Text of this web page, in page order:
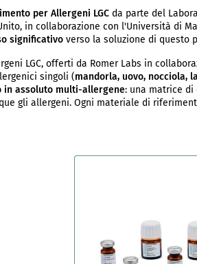
per Allergeni LGC da parte del
in collaborazione con l'Università di
significativo verso la soluzione di questo
LGC, offerti da Romer Labs in
singoli (mandorla, uovo, nocciola,
assoluto multi-allergene: una matrice di
gli allergeni. Ogni materiale di